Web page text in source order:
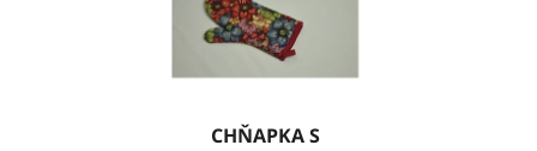
CHŇAPKA S